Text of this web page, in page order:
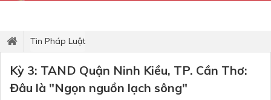
Tin Pháp Luật
Kỳ 3: TAND Quận Ninh Kiều, TP. Cần Thơ:
Đâu là "Ngọn nguồn lạch sông"